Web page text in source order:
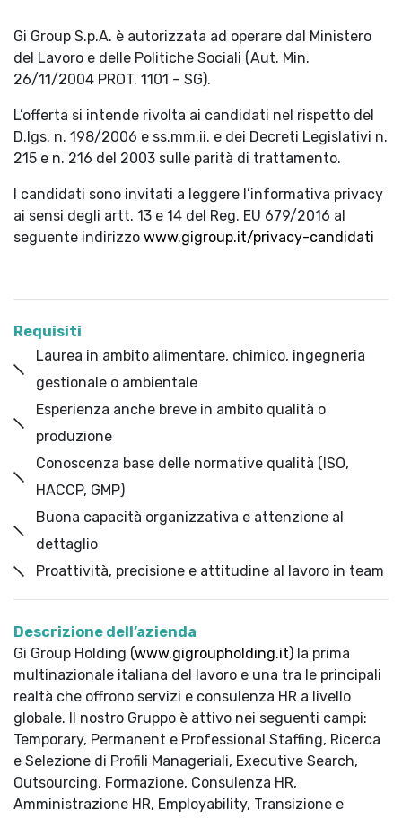
Gi Group S.p.A. è autorizzata ad operare dal Ministero
del Lavoro e delle Politiche Sociali (Aut. Min.
26/11/2004 PROT. 1101 – SG).
L’offerta si intende rivolta ai candidati nel rispetto del
D.lgs. n. 198/2006 e ss.mm.ii. e dei Decreti Legislativi n.
215 e n. 216 del 2003 sulle parità di trattamento.
I candidati sono invitati a leggere l’informativa privacy
ai sensi degli artt. 13 e 14 del Reg. EU 679/2016 al
seguente indirizzo www.gigroup.it/privacy-candidati
Requisiti
Laurea in ambito alimentare, chimico, ingegneria
gestionale o ambientale
Esperienza anche breve in ambito qualità o
produzione
Conoscenza base delle normative qualità (ISO,
HACCP, GMP)
Buona capacità organizzativa e attenzione al
dettaglio
Proattività, precisione e attitudine al lavoro in team
Descrizione dell’azienda
Gi Group Holding (www.gigroupholding.it) la prima
multinazionale italiana del lavoro e una tra le principali
realtà che offrono servizi e consulenza HR a livello
globale. Il nostro Gruppo è attivo nei seguenti campi:
Temporary, Permanent e Professional Staffing, Ricerca
e Selezione di Profili Manageriali, Executive Search,
Outsourcing, Formazione, Consulenza HR,
Amministrazione HR, Employability, Transizione e